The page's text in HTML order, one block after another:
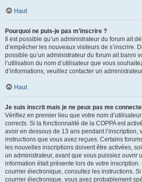
Haut
Pourquoi ne puis-je pas m’inscrire ?
Il est possible qu’un administrateur du forum ait
d’empêcher les nouveaux visiteurs de s’inscrire.
possible qu’un administrateur du forum ait banni
l’utilisation du nom d’utilisateur que vous
d’informations, veuillez contacter un
Haut
Je suis inscrit mais je ne peux pas me
Vérifiez en premier lieu que votre nom
corrects. Si la fonctionnalité de la COPPA est
avoir en dessous de 13 ans pendant l’inscription,
instructions que vous avez reçues. Certains
les nouvelles inscriptions doivent être activées,
un administrateur, avant que vous puissiez ouvrir
information était présente lors de votre inscription.
courrier électronique, consultez les instructions.
courrier électronique, vous avez probablement